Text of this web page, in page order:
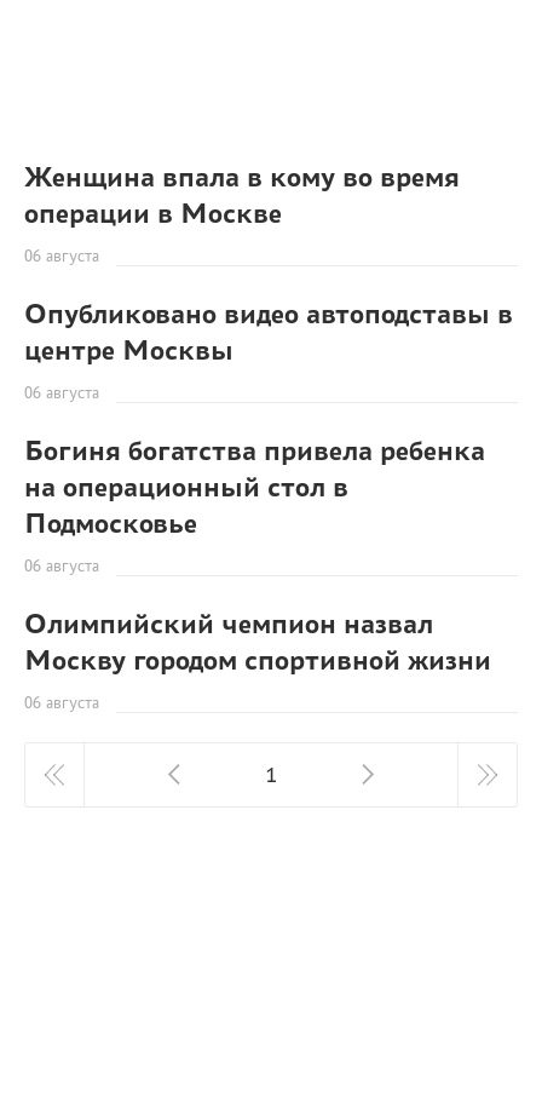
Женщина впала в кому во время
операции в Москве
06 августа
Опубликовано видео автоподставы в
центре Москвы
06 августа
Богиня богатства привела ребенка
на операционный стол в
Подмосковье
06 августа
Олимпийский чемпион назвал
Москву городом спортивной жизни
06 августа
1